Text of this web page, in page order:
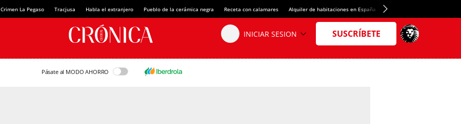
Crimen La Pegaso Tracjusa Habla el extranjero Pueblo de la cerámica negra Receta con calamares Alquiler de habitaciones en España Crédito del Spotify Camp Nou
Pásate al MODO AHORRO